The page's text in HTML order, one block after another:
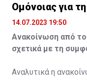
Ομόνοιας για
Εταιρείας!
14.07.2023 19:50
Ανακοίνωση από
σχετικά με τη
Αναλυτικά η